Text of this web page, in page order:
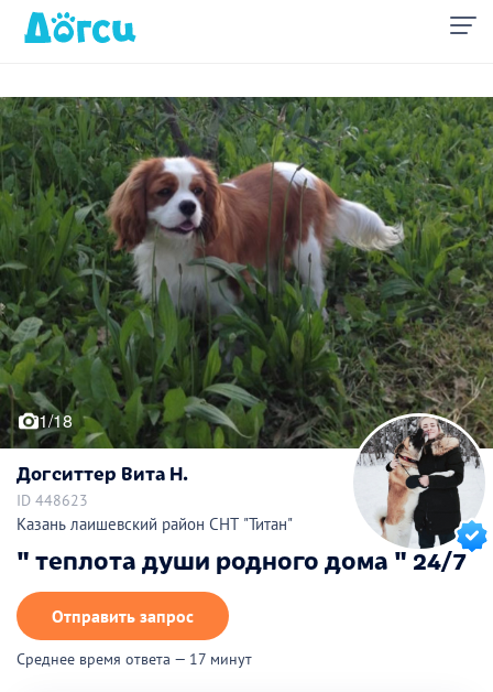
1/18
Догситтер Вита Н.
ID 448623
Казань лаишевский район СНТ "Титан"
" теплота души родного дома " 24/7
Отправить запрос
Среднее время ответа — 17 минут